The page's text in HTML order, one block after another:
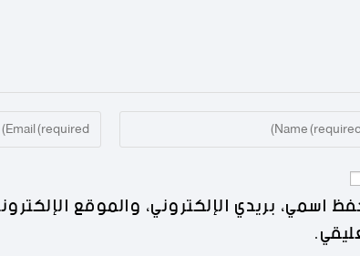
اسمي، بريدي الإلكتروني، والموقع